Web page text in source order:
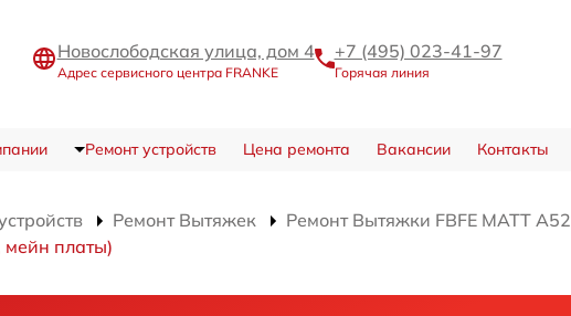
Новослободская улица, дом 4
Адрес сервисного центра FRANKE
+7 (495) 023-41-97
Горячая линия
Ремонт устройств Цена ремонта Вакансии Контакты
Ремонт Вытяжек
Ремонт Вытяжки FBFE MATT A52
мейн платы)